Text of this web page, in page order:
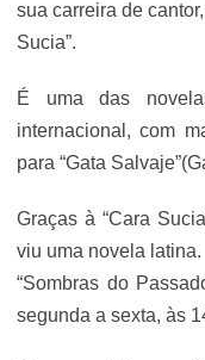
sua carreira de
Sucia”.
É uma das
internacional, com
para “Gata
Graças à “Cara
viu uma novela latina.
“Sombras do
segunda a sexta, às